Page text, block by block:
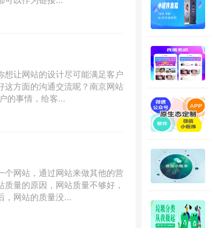
想让网站的设计尽可能满足客户
这方面的沟通交流呢？南京网站
的事情，给客...
个网站，通过网站来做其他的营
量的原因，网站质量不够好，
，网站的质量没...